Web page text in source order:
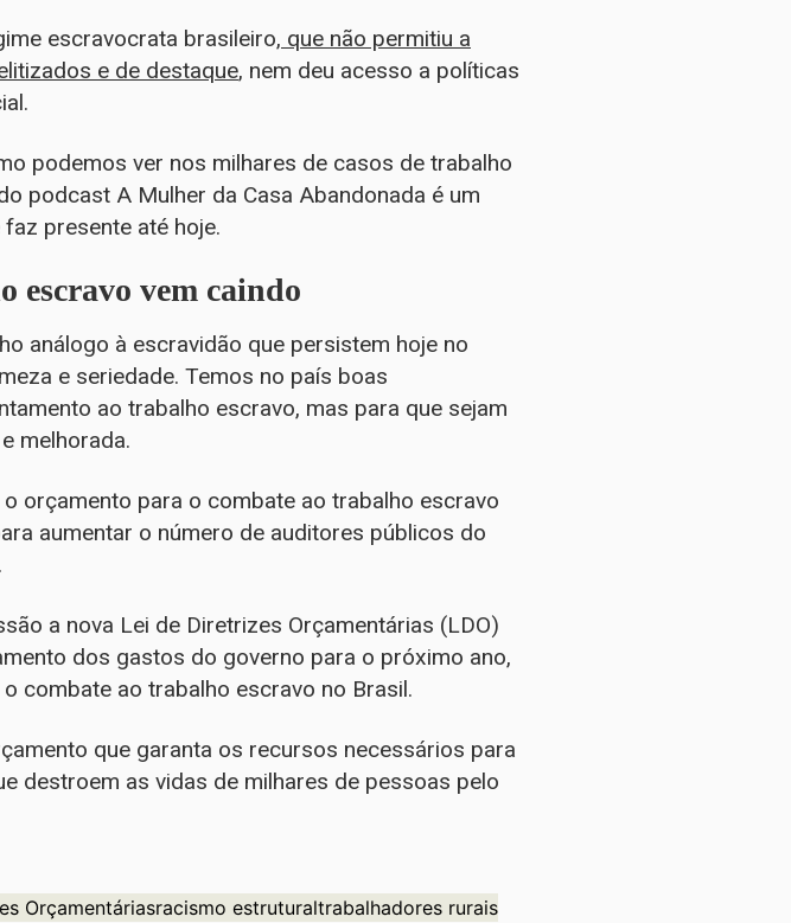
escravocrata brasileiro, que não permitiu a
e de destaque, nem deu acesso a políticas
podemos ver nos milhares de casos de trabalho
podcast A Mulher da Casa Abandonada é um
presente até hoje.
escravo vem caindo
análogo à escravidão que persistem hoje no
e seriedade. Temos no país boas
ao trabalho escravo, mas para que sejam
melhorada.
orçamento para o combate ao trabalho escravo
aumentar o número de auditores públicos do
a nova Lei de Diretrizes Orçamentárias (LDO)
dos gastos do governo para o próximo ano,
combate ao trabalho escravo no Brasil.
que garanta os recursos necessários para
destroem as vidas de milhares de pessoas pelo
Orçamentáriasracismo estruturaltrabalhadores rurais